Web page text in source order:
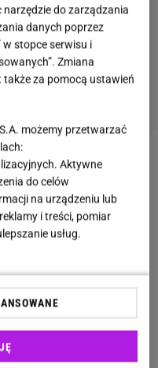
nie ma szans w
Piątce
dla wytrwałych. Kto
się na kartach historii.
do zarządzania
danych poprzez
w stopce serwisu i
Zmiana
za pomocą ustawień
możemy przetwarzać
Aktywne
do celów
na urządzeniu lub
i treści, pomiar
usług.